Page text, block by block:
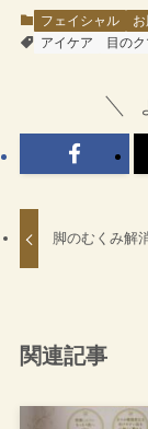
フェイシャル
アイケア
目のク
脚のむくみ解
関連記事